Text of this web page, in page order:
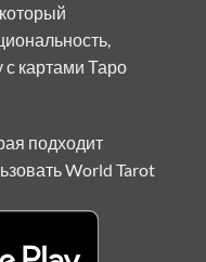
с картами Таро
подходит
World Tarot